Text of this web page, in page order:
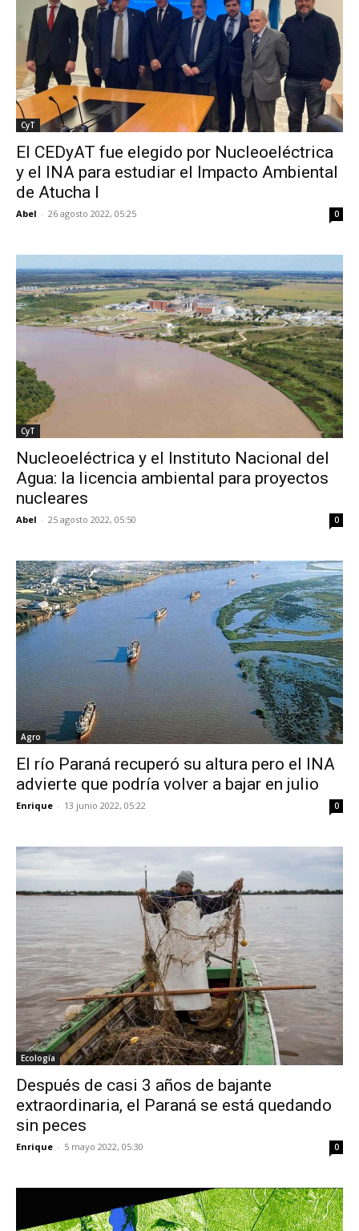
CyT
El CEDyAT fue elegido por Nucleoeléctrica
y el INA para estudiar el Impacto Ambiental
de Atucha I
Abel - 26 agosto 2022, 05:25 0
CyT
Nucleoeléctrica y el Instituto Nacional del
Agua: la licencia ambiental para proyectos
nucleares
Abel - 25 agosto 2022, 05:50 0
Agro
El río Paraná recuperó su altura pero el INA
advierte que podría volver a bajar en julio
Enrique - 13 junio 2022, 05:22 0
Ecología
Después de casi 3 años de bajante
extraordinaria, el Paraná se está quedando
sin peces
Enrique - 5 mayo 2022, 05:30 0